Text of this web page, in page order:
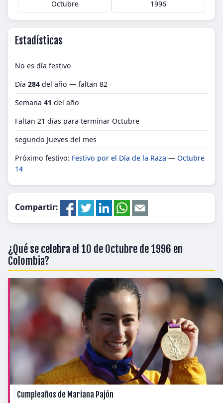
Octubre 1996
Estadísticas
No es día festivo
Día 284 del año — faltan 82
Semana 41 del año
Faltan 21 días para terminar Octubre
segundo Jueves del mes
Próximo festivo: Festivo por el Día de la Raza — Octubre
14
Compartir:
¿Qué se celebra el 10 de Octubre de 1996 en
Colombia?
Cumpleaños de Mariana Pajón